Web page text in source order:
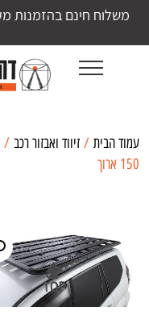
עמוד הבית / זיווד ואבזור רכב /
150 ארוך